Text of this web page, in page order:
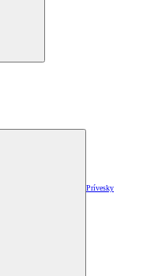
Prívesky